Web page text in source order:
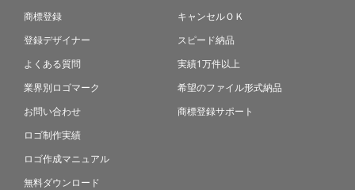
商標登録
登録デザイナー
よくある質問
業界別ロゴマーク
お問い合わせ
ロゴ制作実績
ロゴ作成マニュアル
無料ダウンロード
キャンセルＯＫ
スピード納品
実績1万件以上
希望のファイル形式納品
商標登録サポート